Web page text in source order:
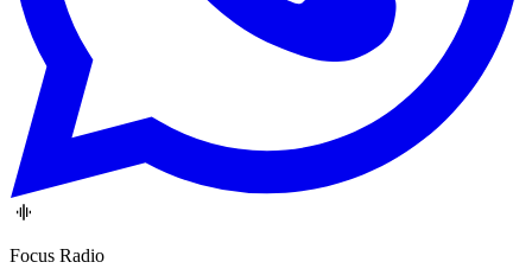
Focus Radio